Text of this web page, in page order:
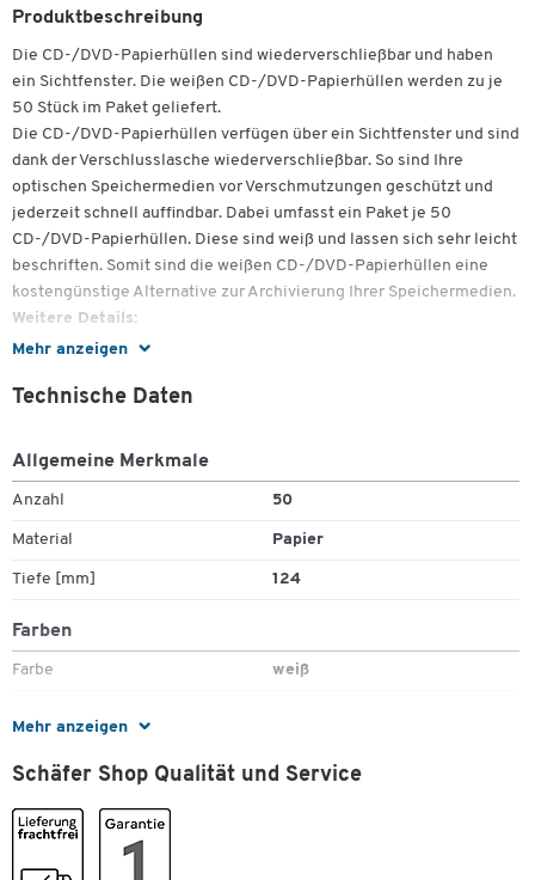
Mehr anzeigen
Produktbeschreibung
Die CD-/DVD-Papierhüllen sind wiederverschließbar und haben
ein Sichtfenster. Die weißen CD-/DVD-Papierhüllen werden zu je
50 Stück im Paket geliefert.
Die CD-/DVD-Papierhüllen verfügen über ein Sichtfenster und sind
dank der Verschlusslasche wiederverschließbar. So sind Ihre
optischen Speichermedien vor Verschmutzungen geschützt und
jederzeit schnell auffindbar. Dabei umfasst ein Paket je 50
CD-/DVD-Papierhüllen. Diese sind weiß und lassen sich sehr leicht
beschriften. Somit sind die weißen CD-/DVD-Papierhüllen eine
kostengünstige Alternative zur Archivierung Ihrer Speichermedien.
Weitere Details:
Für jeweils eine CD oder DVD
50 Stück = 1 Pack
Maße je Stück: ca. 124 x 124 mm
Mehr anzeigen
Technische Daten
Allgemeine Merkmale
Anzahl 50
Material Papier
Tiefe [mm] 124
Farben
Farbe weiß
Maße
Breite [mm] 124
Schäfer Shop Qualität und Service